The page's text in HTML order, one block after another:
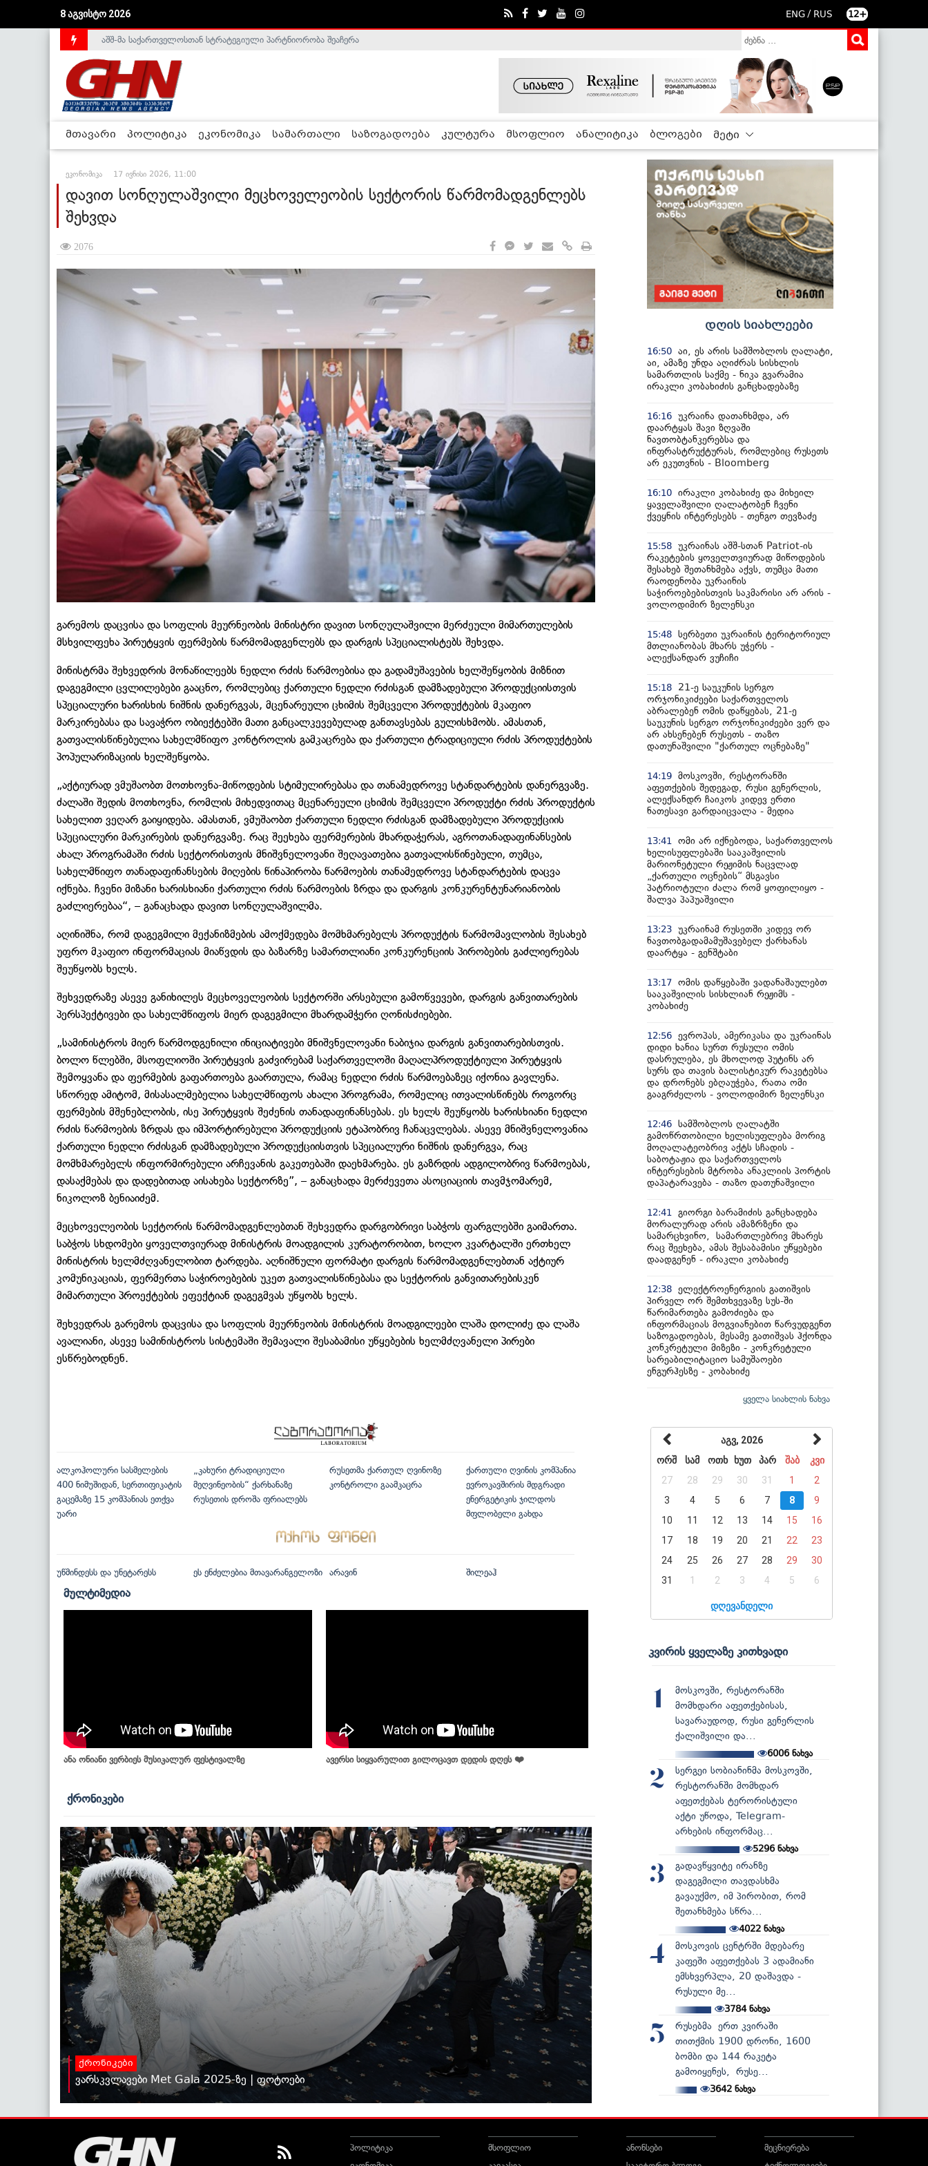
8 აგვისტო 2026 ENG / RUS 12+
საქართველოს დე-ფაქტო მთავრობა არალეგიტიმურია - ჰელსინკის კომისია
მთავარი პოლიტიკა ეკონომიკა სამართალი საზოგადოება კულტურა მსოფლიო ანალიტიკა ბლოგები მეტი
ეკონომიკა 17 ივნისი 2026, 11:00
დავით სონღულაშვილი მეცხოველეობის სექტორის წარმომადგენლებს
შეხვდა
2076
გარემოს დაცვისა და სოფლის მეურნეობის მინისტრი დავით სონღულაშვილი მერძეული მიმართულების
მსხვილფეხა პირუტყვის ფერმების წარმომადგენლებს და დარგის სპეციალისტებს შეხვდა.
მინისტრმა შეხვედრის მონაწილეებს ნედლი რძის წარმოებისა და გადამუშავების ხელშეწყობის მიზნით
დაგეგმილი ცვლილებები გააცნო, რომლებიც ქართული ნედლი რძისგან დამზადებული პროდუქციისთვის
სპეციალური ხარისხის ნიშნის დანერგვას, მცენარეული ცხიმის შემცველი პროდუქტების მკაფიო
მარკირებასა და სავაჭრო ობიექტებში მათი განცალკევებულად განთავსებას გულისხმობს. ამასთან,
გათვალისწინებულია სახელმწიფო კონტროლის გამკაცრება და ქართული ტრადიციული რძის პროდუქტების
პოპულარიზაციის ხელშეწყობა.
„აქტიურად ვმუშაობთ მოთხოვნა-მიწოდების სტიმულირებასა და თანამედროვე სტანდარტების დანერგვაზე.
ძალაში შედის მოთხოვნა, რომლის მიხედვითაც მცენარეული ცხიმის შემცველი პროდუქტი რძის პროდუქტის
სახელით ვეღარ გაიყიდება. ამასთან, ვმუშაობთ ქართული ნედლი რძისგან დამზადებული პროდუქციის
სპეციალური მარკირების დანერგვაზე. რაც შეეხება ფერმერების მხარდაჭერას, აგროთანადაფინანსების
ახალ პროგრამაში რძის სექტორისთვის მნიშვნელოვანი შეღავათებია გათვალისწინებული, თუმცა,
სახელმწიფო თანადაფინანსების მიღების წინაპირობა წარმოების თანამედროვე სტანდარტების დაცვა
იქნება. ჩვენი მიზანი ხარისხიანი ქართული რძის წარმოების ზრდა და დარგის კონკურენტუნარიანობის
გაძლიერებაა“, – განაცხადა დავით სონღულაშვილმა.
აღინიშნა, რომ დაგეგმილი მექანიზმების ამოქმედება მომხმარებელს პროდუქტის წარმომავლობის შესახებ
უფრო მკაფიო ინფორმაციას მიაწვდის და ბაზარზე სამართლიანი კონკურენციის პირობების გაძლიერებას
შეუწყობს ხელს.
შეხვედრაზე ასევე განიხილეს მეცხოველეობის სექტორში არსებული გამოწვევები, დარგის განვითარების
პერსპექტივები და სახელმწიფოს მიერ დაგეგმილი მხარდამჭერი ღონისძიებები.
„სამინისტროს მიერ წარმოდგენილი ინიციატივები მნიშვნელოვანი ნაბიჯია დარგის განვითარებისთვის.
ბოლო წლებში, მსოფლიოში პირუტყვის გაძვირებამ საქართველოში მაღალპროდუქტიული პირუტყვის
შემოყვანა და ფერმების გაფართოება გაართულა, რამაც ნედლი რძის წარმოებაზეც იქონია გავლენა.
სწორედ ამიტომ, მისასალმებელია სახელმწიფოს ახალი პროგრამა, რომელიც ითვალისწინებს როგორც
ფერმების მშენებლობის, ისე პირუტყვის შეძენის თანადაფინანსებას. ეს ხელს შეუწყობს ხარისხიანი ნედლი
რძის წარმოების ზრდას და იმპორტირებული პროდუქციის ეტაპობრივ ჩანაცვლებას. ასევე მნიშვნელოვანია
ქართული ნედლი რძისგან დამზადებული პროდუქციისთვის სპეციალური ნიშნის დანერგვა, რაც
მომხმარებელს ინფორმირებული არჩევანის გაკეთებაში დაეხმარება. ეს გაზრდის ადგილობრივ წარმოებას,
დასაქმებას და დადებითად აისახება სექტორზე”, – განაცხადა მერძევეთა ასოციაციის თავმჯომარემ,
ნიკოლოზ ბენიაიძემ.
მეცხოველეობის სექტორის წარმომადგენლებთან შეხვედრა დარგობრივი საბჭოს ფარგლებში გაიმართა.
საბჭოს სხდომები ყოველთვიურად მინისტრის მოადგილის კურატორობით, ხოლო კვარტალში ერთხელ
მინისტრის ხელმძღვანელობით ტარდება. აღნიშნული ფორმატი დარგის წარმომადგენლებთან აქტიურ
კომუნიკაციას, ფერმერთა საჭიროებების უკეთ გათვალისწინებასა და სექტორის განვითარებისკენ
მიმართული პროექტების ეფექტიან დაგეგმვას უწყობს ხელს.
შეხვედრას გარემოს დაცვისა და სოფლის მეურნეობის მინისტრის მოადგილეები ლაშა დოლიძე და ლაშა
ავალიანი, ასევე სამინისტროს სისტემაში შემავალი შესაბამისი უწყებების ხელმძღვანელი პირები
ესწრებოდნენ.
ალკოჰოლური სასმელების
400 ნიმუშიდან, სერთიფიკატის
გაცემაზე 15 კომპანიას ეთქვა
უარი
„კახური ტრადიციული
მეღვინეობის“ ქარხანაზე
რუსეთის დროშა ფრიალებს
რუსეთმა ქართულ ღვინოზე
კონტროლი გაამკაცრა
ქართული ღვინის კომპანია
ევროკავშირის მდგრადი
ენერგეტიკის ჯილდოს
მფლობელი გახდა
უწმინდესს და უნეტარესს ეს ენძელებია მთავარანგელოზი არავინ შილეაჰ
მულტიმედია
ანა ონიანი ვერბიეს მუსიკალურ ფესტივალზე ავერსი სიყვარულით გილოცავთ დედის დღეს ❤️
ქრონიკები
ქრონიკები
ვარსკვლავები Met Gala 2025-ზე | ფოტოები
დღის სიახლეები
16:50 აი, ეს არის სამშობლოს ღალატი,
აი, ამაზე უნდა აღიძრას სისხლის
სამართლის საქმე - ნიკა გვარამია
ირაკლი კობახიძის განცხადებაზე
16:16 უკრაინა დათანხმდა, არ
დაარტყას შავი ზღვაში
ნავთობტანკერებსა და
ინფრასტრუქტურას, რომლებიც რუსეთს
არ ეკუთვნის - Bloomberg
16:10 ირაკლი კობახიძე და მიხეილ
ყაველაშვილი ღალატობენ ჩვენი
ქვეყნის ინტერესებს - თენგო თევზაძე
15:58 უკრაინას აშშ-სთან Patriot-ის
რაკეტების ყოველთვიურად მიწოდების
შესახებ შეთანხმება აქვს, თუმცა მათი
რაოდენობა უკრაინის
საჭიროებებისთვის საკმარისი არ არის -
ვოლოდიმირ ზელენსკი
15:48 სერბეთი უკრაინის ტერიტორიულ
მთლიანობას მხარს უჭერს -
ალექსანდარ ვუჩიჩი
15:18
21-ე საუკუნის სერგო
ორჯონიკიძეები საქართველოს
აბრალებენ ომის დაწყებას, 21-ე
საუკუნის სერგო ორჯონიკიძეები ვერ და
არ ახსენებენ რუსეთს - თაზო
დათუნაშვილი "ქართულ ოცნებაზე"
14:19 მოსკოვში, რესტორანში
აფეთქების შედეგად, რუსი გენერლის,
ალექსანდრ ჩაიკოს კიდევ ერთი
ნათესავი გარდაიცვალა - მედია
13:41
ომი არ იქნებოდა, საქართველოს
ხელისუფლებაში სააკაშვილის
მარიონეტული რეჟიმის ნაცვლად
„ქართული ოცნების“ მსგავსი
პატრიოტული ძალა რომ ყოფილიყო -
შალვა პაპუაშვილი
13:23 უკრაინამ რუსეთში კიდევ ორ
ნავთობგადამამუშავებელ ქარხანას
დაარტყა - გენშტაბი
13:17 ომის დაწყებაში ვადანაშაულებთ
სააკაშვილის სისხლიან რეჟიმს -
კობახიძე
12:56 ევროპას, ამერიკასა და უკრაინას
დიდი ხანია სურთ რუსული ომის
დასრულება, ეს მხოლოდ პუტინს არ
სურს და თავის ბალისტიკურ რაკეტებსა
და დრონებს ებღაუჭება, რათა ომი
გააგრძელოს - ვოლოდიმირ ზელენსკი
12:46 სამშობლოს ღალატში
გამოწრთობილი ხელისუფლება მორიგ
მოღალატეობრივ აქტს სჩადის -
საბოტაჟია და საქართველოს
ინტერესების მტრობა ანაკლიის პორტის
დაპატარავება - თაზო დათუნაშვილი
12:41
გიორგი ბარამიძის განცხადება
მორალურად არის ამაზრზენი და
სამარცხვინო, სამართლებრივ მხარეს
რაც შეეხება, ამას შესაბამისი უწყებები
დაადგენენ - ირაკლი კობახიძე
12:38 ელექტროენერგიის გათიშვის
პირველ ორ შემთხვევაზე სუს-ში
წარიმართება გამოძიება და
ინფორმაციას მოგვიანებით წარვუდგენთ
საზოგადოებას, მესამე გათიშვას ჰქონდა
კონკრეტული მიზეზი - კონკრეტული
სარეაბილიტაციო სამუშაოები
ენგურჰესზე - კობახიძე
ყველა სიახლის ნახვა
აგვ, 2026
ორშ
სამ ოთხ ხუთ პარ შაბ
კვი
27
28 29 30 31 1
2
3
4 5 6 7 8
9
10
11 12 13 14 15
16
17
18 19 20 21 22
23
24
25 26 27 28 29
30
31
1 2 3 4 5 6
დღევანდელი
კვირის ყველაზე კითხვადი
1
მოსკოვში, რესტორანში
მომხდარი აფეთქებისას,
სავარაუდოდ, რუსი გენერლის
ქალიშვილი და...
6006ნახვა
2
სერგეი სობიანინმა მოსკოვში,
რესტორანში მომხდარ
აფეთქებას ტერორისტული
აქტი უწოდა, Telegram-
არხების ინფორმაც...
5296ნახვა
3
გადავწყვიტე ირანზე
დაგეგმილი თავდასხმა
გავაუქმო, იმ პირობით, რომ
შეთანხმება სწრა...
4022ნახვა
4
მოსკოვის ცენტრში მდებარე
კაფეში აფეთქებას 3 ადამიანი
ემსხვერპლა, 20 დაშავდა -
რუსული მე...
3784ნახვა
5
რუსებმა ერთ კვირაში
თითქმის 1900 დრონი, 1600
ბომბი და 144 რაკეტა
გამოიყენეს, რუსე...
3642 ნახვა
პოლიტიკა
მსოფლიო
ანონსები
მეცნიერება